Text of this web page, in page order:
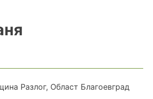
Разлог, Област Благоевград